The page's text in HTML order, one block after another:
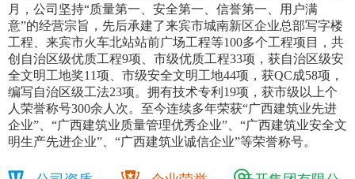
月，公司坚持“质量第一、安全第一、信誉第一、用户满
意”的经营宗旨，先后承建了来宾市城南新区企业总部写字楼
工程、来宾市火车北站站前广场工程等100多个工程项目，共
创自治区级优质工程9项、市级优质工程33项，获自治区级安
全文明工地奖11项、市级安全文明工地44项，获QC成58项，
编写自治区级工法23项。拥有技术专利19项，获市级以上个
人荣誉称号300余人次。至今连续多年荣获“广西建筑业先进
企业”、“广西建筑业质量管理优秀企业”、“广西建筑业安全文
明生产先进企业”、“广西建筑业诚信企业”等荣誉称号。